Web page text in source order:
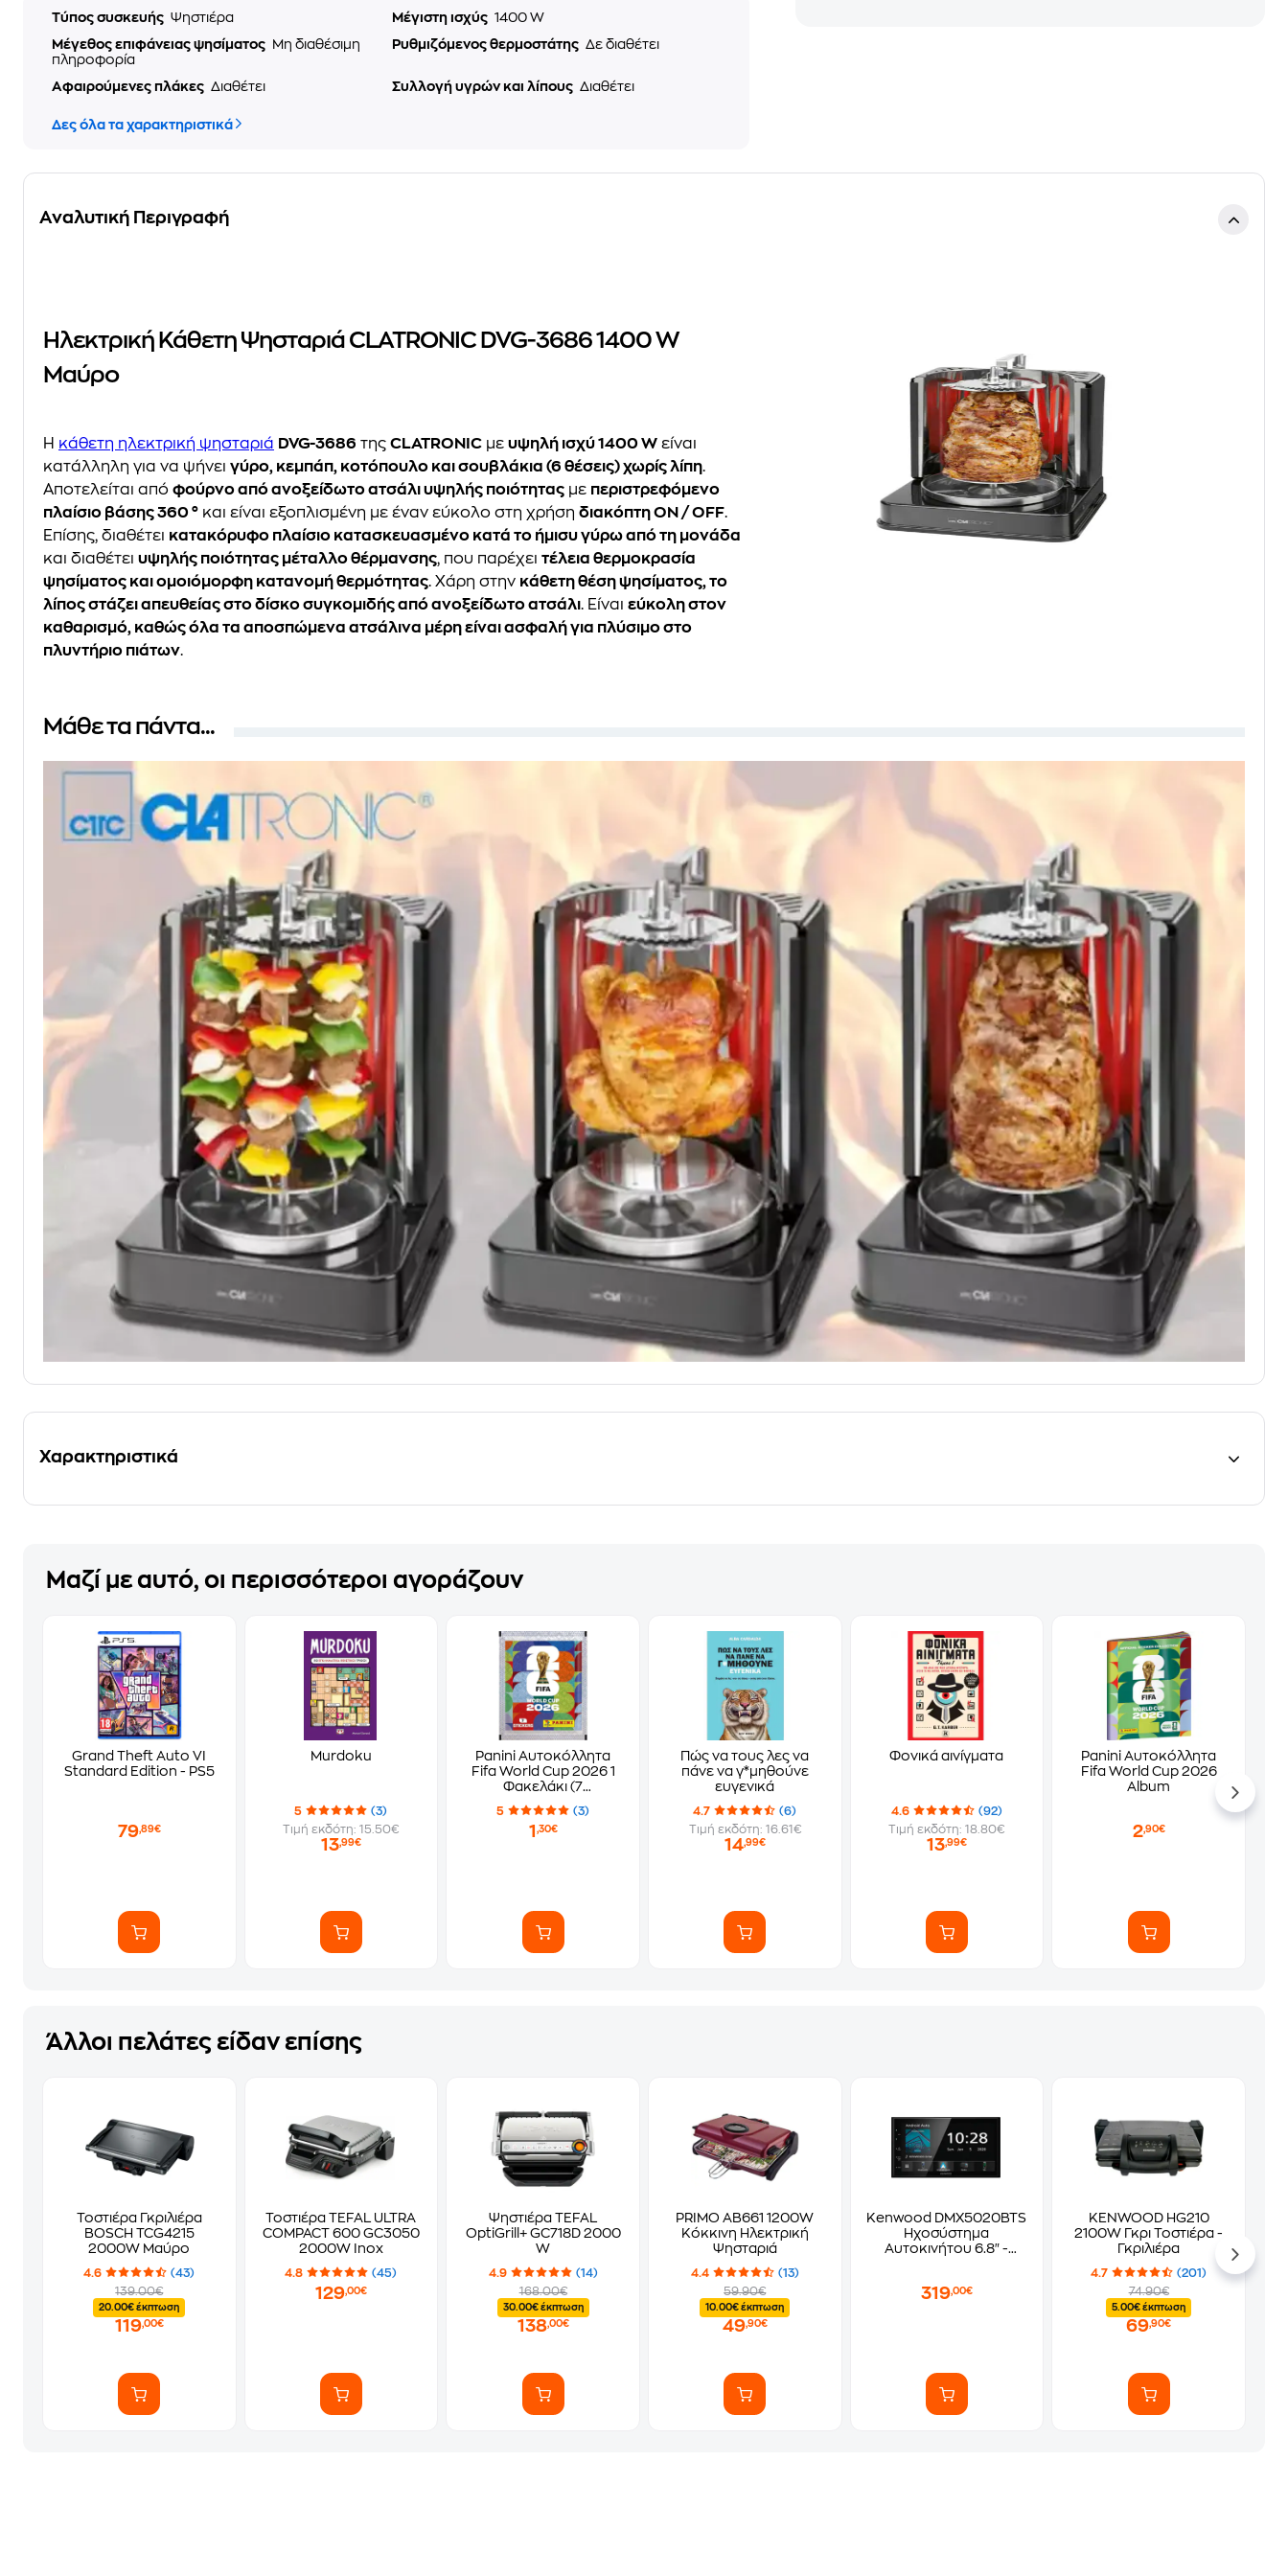
Τύπος συσκευής Ψηστιέρα Μέγιστη ισχύς 1400 W
Μέγεθος επιφάνειας ψησίματος
Μη διαθέσιμη
πληροφορία
Ρυθμιζόμενος θερμοστάτης Δε διαθέτει
Αφαιρούμενες πλάκες Διαθέτει Συλλογή υγρών και λίπους Διαθέτει
Δες όλα τα χαρακτηριστικά
Αναλυτική Περιγραφή
Ηλεκτρική Κάθετη Ψησταριά CLATRONIC DVG-3686 1400 W
Μαύρο
Η κάθετη ηλεκτρική ψησταριά DVG-3686 της CLATRONIC με υψηλή ισχύ 1400 W είναι
κατάλληλη για να ψήνει γύρο, κεμπάπ, κοτόπουλο και σουβλάκια (6 θέσεις) χωρίς λίπη.
Αποτελείται από φούρνο από ανοξείδωτο ατσάλι υψηλής ποιότητας με περιστρεφόμενο
πλαίσιο βάσης 360 ° και είναι εξοπλισμένη με έναν εύκολο στη χρήση διακόπτη ON / OFF.
Επίσης, διαθέτει κατακόρυφο πλαίσιο κατασκευασμένο κατά το ήμισυ γύρω από τη μονάδα
και διαθέτει υψηλής ποιότητας μέταλλο θέρμανσης, που παρέχει τέλεια θερμοκρασία
ψησίματος και ομοιόμορφη κατανομή θερμότητας. Χάρη στην κάθετη θέση ψησίματος, το
λίπος στάζει απευθείας στο δίσκο συγκομιδής από ανοξείδωτο ατσάλι. Είναι εύκολη στον
καθαρισμό, καθώς όλα τα αποσπώμενα ατσάλινα μέρη είναι ασφαλή για πλύσιμο στο
πλυντήριο πιάτων.
Μάθε τα πάντα...
Χαρακτηριστικά
Μαζί με αυτό, οι περισσότεροι αγοράζουν
Grand Theft Auto VI
Standard Edition - PS5
79,89€
Murdoku
5
(3)
Τιμή εκδότη: 15.50€
13,99€
Panini Αυτοκόλλητα
Fifa World Cup 2026 1
Φακελάκι (7
Αυτοκόλλητα)
5 (3)
1 ,30€
Πώς να τους λες να
πάνε να γ*μηθούνε
ευγενικά
4.7
(6)
Τιμή εκδότη: 16.61€
14,99€
Φονικά αινίγματα
4.6
(92)
Τιμή εκδότη: 18.80€
13,99€
Panini Αυτοκόλλητα
Fifa World Cup 2026
Album
2,90€
Άλλοι πελάτες είδαν επίσης
Τοστιέρα Γκριλιέρα
BOSCH TCG4215
2000W Μαύρο
4.6
(43)
139.00€
20.00€ έκπτωση
119,00€
Τοστιέρα TEFAL ULTRA
COMPACT 600 GC3050
2000W Inox
4.8 (45)
129,00€
Ψηστιέρα TEFAL
OptiGrill+ GC718D 2000
W
4.9
(14)
168.00€
30.00€ έκπτωση
138,00€
PRIMO AB661 1200W
Κόκκινη Ηλεκτρική
Ψησταριά
4.4
(13)
59.90€
10.00€ έκπτωση
49,90€
Kenwood DMX5020BTS
Ηχοσύστημα
Αυτοκινήτου 6.8" -
319,00€
KENWOOD HG210
2100W Γκρι Τοστιέρα -
Γκριλιέρα
4.7
(201)
74.90€
5.00€ έκπτωση
69,90€